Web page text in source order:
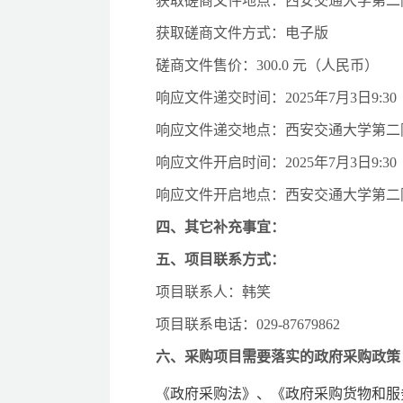
获取磋商文件方式：电子版
磋商文件售价： 300.0 元（人民币）
响应文件递交时间： 2025年7月 3 日 9:30
响应文件递交地点：西安交通大学第
响应文件开启时间： 2025年7月 3 日 9:30
响应文件开启地点：西安交通大学第
四、 其它补充事宜：
五、项目联系方式：
项目联系人：韩笑
项目联系电话： 029-87679862
六、采购项目需要落实的政府采购政策
《政府采购法》 、 《政府采购货物和